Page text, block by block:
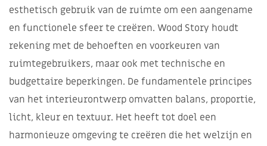
esthetisch gebruik van de ruimte om een ​​aangename
en functionele sfeer te creëren. Wood Story houdt
rekening met de behoeften en voorkeuren van
ruimtegebruikers, maar ook met technische en
budgettaire beperkingen. De fundamentele principes
van het interieurontwerp omvatten balans, proportie,
licht, kleur en textuur. Het heeft tot doel een
harmonieuze omgeving te creëren die het welzijn en